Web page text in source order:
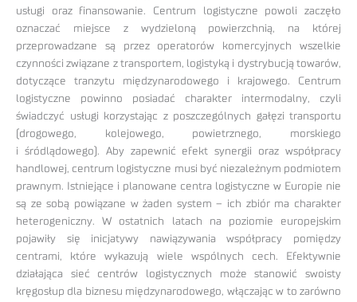
usługi oraz finansowanie. Centrum logistyczne powoli zaczęło
oznaczać miejsce z wydzieloną powierzchnią, na której
przeprowadzane są przez operatorów komercyjnych wszelkie
czynności związane z transportem, logistyką i dystrybucją towarów,
dotyczące tranzytu międzynarodowego i krajowego. Centrum
logistyczne powinno posiadać charakter intermodalny, czyli
świadczyć usługi korzystając z poszczególnych gałęzi transportu
(drogowego, kolejowego, powietrznego, morskiego
i śródlądowego). Aby zapewnić efekt synergii oraz współpracy
handlowej, centrum logistyczne musi być niezależnym podmiotem
prawnym. Istniejące i planowane centra logistyczne w Europie nie
są ze sobą powiązane w żaden system – ich zbiór ma charakter
heterogeniczny. W ostatnich latach na poziomie europejskim
pojawiły się inicjatywy nawiązywania współpracy pomiędzy
centrami, które wykazują wiele wspólnych cech. Efektywnie
działająca sieć centrów logistycznych może stanowić swoisty
kręgosłup dla biznesu międzynarodowego, włączając w to zarówno